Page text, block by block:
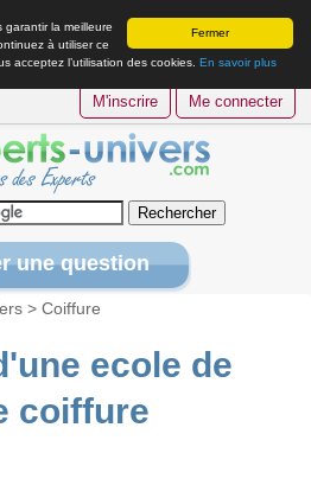
Fermer
garantir la meilleure
à utiliser ce
acceptez l’utilisation des cookies. En savoir plus
M'inscrire Me connecter
une question
>Coiffure
ecole de
coiffure